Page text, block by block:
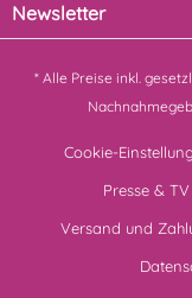
Newsletter
* Alle Preise inkl.
Cookie-
Presse & TV
Versand und